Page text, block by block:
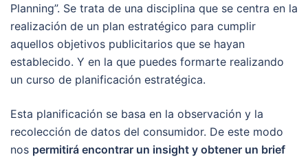
Planning”. Se trata de una disciplina que se centra en la
realización de un plan estratégico para cumplir
aquellos objetivos publicitarios que se hayan
establecido. Y en la que puedes formarte realizando
un curso de planificación estratégica.
Esta planificación se basa en la observación y la
recolección de datos del consumidor. De este modo
nos permitirá encontrar un insight y obtener un brief